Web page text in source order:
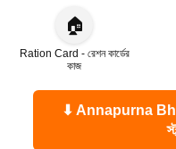
🏠
Ration Card - রেশন কার্ডের
কাজ
⬇ Annapurna